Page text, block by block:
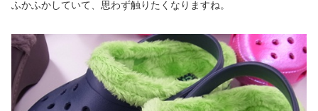
ふかふかしていて、思わず触りたくなりますね。